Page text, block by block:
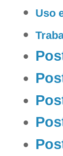
Uso